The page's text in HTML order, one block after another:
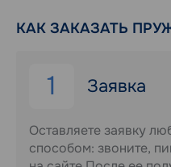
КАК ЗАКАЗАТЬ
1 Заявка
Оставляете заявку
способом: звоните,